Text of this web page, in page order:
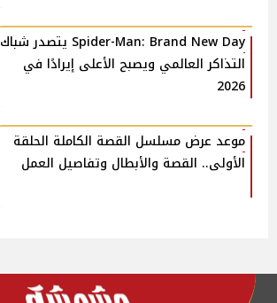
Spider-Man: Brand New Day يتصدر شباك
التذاكر العالمي ويصبح الأعلى إيرادًا في
2026
موعد عرض مسلسل القصة الكاملة الحلقة
الأولى.. القصة والأبطال وتفاصيل العمل